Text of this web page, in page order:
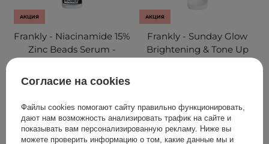
АКЦИЯ
Frankly - Niacinamide 15%
Zinc Beads Serum -
цинком - 30ml
4
АКЦИЯ
Frankly - Sunday Glow
Brightening & Tone Up
11
Согласие на cookies
Файлы cookies помогают сайту правильно функционировать,
дают нам возможность анализировать трафик на сайте и
показывать вам персонализированную рекламу. Ниже вы
можете проверить информацию о том, какие данные мы и